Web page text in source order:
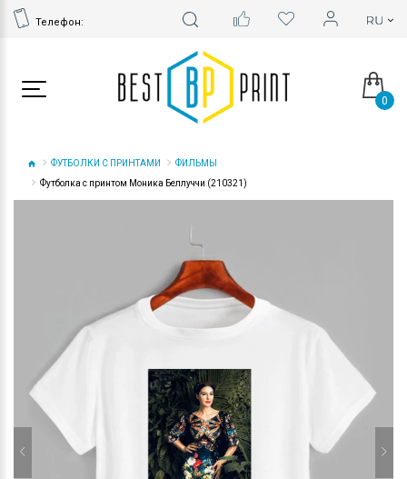
Телефон:
0
ФУТБОЛКИ С ПРИНТАМИ
ФИЛЬМЫ
Футболка с принтом Моника Беллуччи (210321)